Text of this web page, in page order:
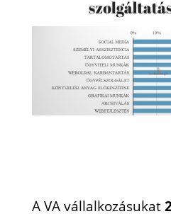
A VA vállalkozásukat